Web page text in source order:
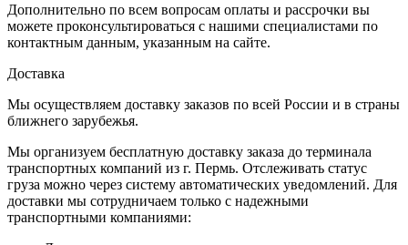
Дополнительно по всем вопросам оплаты и рассрочки вы
можете проконсультироваться с нашими специалистами по
контактным данным, указанным на сайте.
Доставка
Мы осуществляем доставку заказов по всей России и в страны
ближнего зарубежья.
Мы организуем бесплатную доставку заказа до терминала
транспортных компаний из г. Пермь. Отслеживать статус
груза можно через систему автоматических уведомлений. Для
доставки мы сотрудничаем только с надежными
транспортными компаниями: